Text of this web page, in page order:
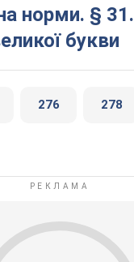
норми. § 31.
букви
276 278